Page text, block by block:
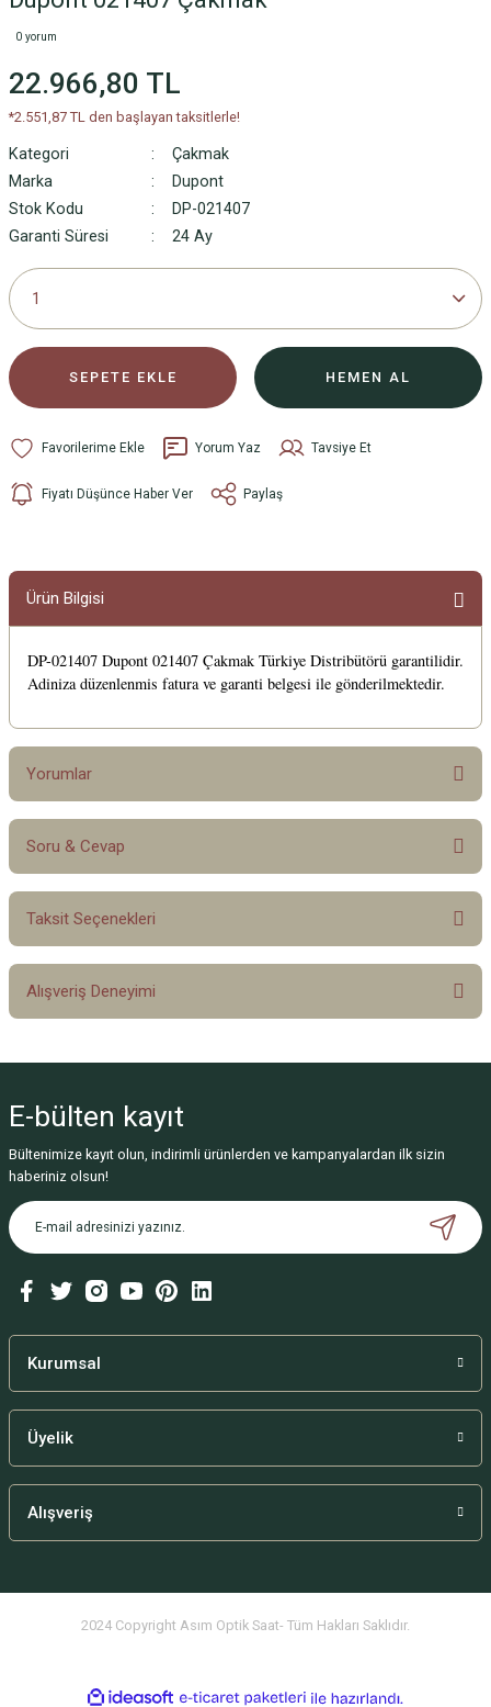
0 yorum
22.966,80 TL
*2.551,87 TL den başlayan taksitlerle!
Kategori
Çakmak
Marka
Dupont
Stok Kodu
DP-021407
Garanti Süresi
24 Ay
SEPETE EKLE HEMEN AL
Yorum Yaz Tavsiye Et
Fiyatı Düşünce Haber Ver Paylaş
Ürün Bilgisi
DP-021407 Dupont 021407 Çakmak Türkiye Distribütörü garantilidir.
Adiniza düzenlenmis fatura ve garanti belgesi ile gönderilmektedir.
Yorumlar
Bu ürüne ilk yorumu siz yapın!
Soru & Cevap
Ürün hakkında henüz soru sorulmamış.
Taksit Seçenekleri
Alışveriş Deneyimi
Deneyimini Paylaş
E-bülten kayıt
Bültenimize kayıt olun, indirimli ürünlerden ve kampanyalardan ilk sizin
haberiniz olsun!
Kurumsal
Üyelik
Alışveriş
2024 Copyright Asım Optik Saat- Tüm Hakları Saklıdır.
ideasoft e-